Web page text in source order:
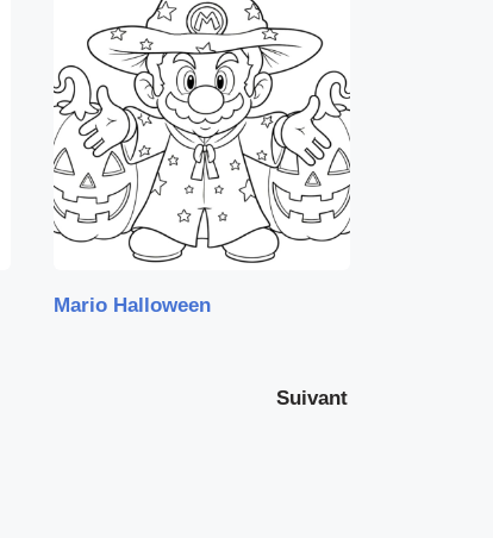
Mario Halloween
Suivant